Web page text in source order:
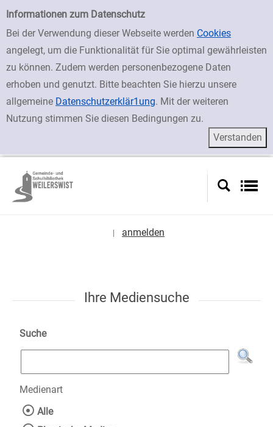
Einfache Suche
Informationen zum Datenschutz
Bei der Verwendung dieser Webseite werden Cookies
angelegt, um die Funktionalität für Sie optimal gewährleisten
zu können. Zudem werden personenbezogene Daten
erhoben und genutzt. Bitte beachten Sie hierzu unsere
allgemeine Datenschutzerklär1ung. Mit der weiteren
Nutzung stimmen Sie diesen Bedingungen zu.
zur Navigation springen
zum Inhalt springen
Zu den Suchfiltern springen
Zur Trefferliste springen
anmelden
Ihre Mediensuche
Suche
Medienart
Wählen Sie die Medienart nach der Sie
Alle